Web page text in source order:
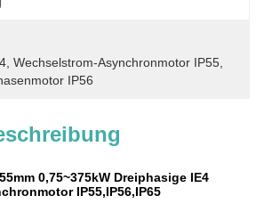
Wechselstrom-Asynchronmotor IP55
IP56
0,75~375kW Dreiphasige IE4
IP55,IP56,IP65